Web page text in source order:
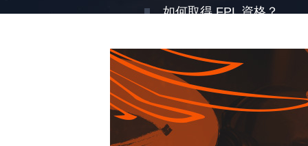
如何取得 FPL 資格？